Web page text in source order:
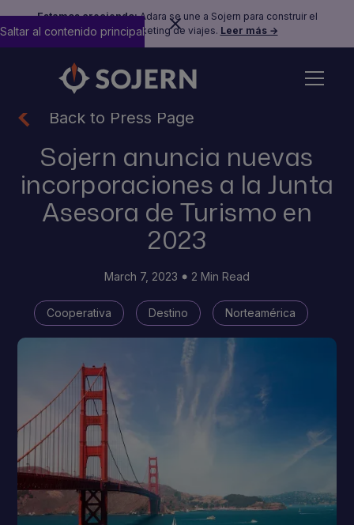
Estamos creciendo:Adara se une a Sojern para construir el
futuro del marketing de viajes. Leer más →
Saltar al contenido principal
Back to Press Page
Sojern anuncia nuevas
incorporaciones a la Junta
Asesora de Turismo en
2023
March 7, 2023 2 Min Read
Cooperativa Destino Norteamérica